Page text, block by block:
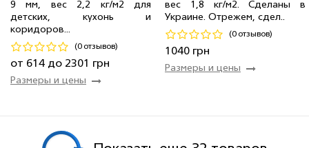
9 мм, вес 2,2 кг/м2 для
детских, кухонь и
коридоров...
(0 отзывов)
от 614 до 2301 грн
Размеры и цены
0.80 м
91 мп 614 грн/мп
Код 19159
Купить
вес 1,8 кг/м2. Сделаны в
Украине. Отрежем, сдел..
(0 отзывов)
1040 грн
Размеры и цены
1.50 м 2 мп 1 040 грн/мп
Код 19204